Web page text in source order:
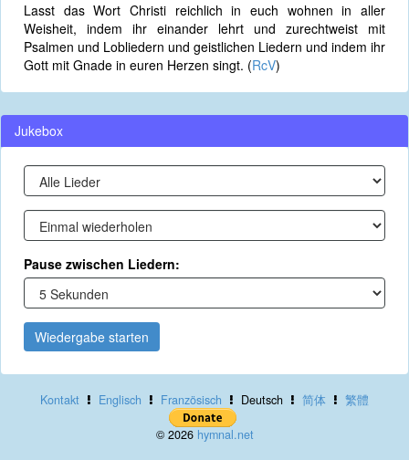
Lasst das Wort Christi reichlich in euch wohnen in aller
Weisheit, indem ihr einander lehrt und zurechtweist mit
Psalmen und Lobliedern und geistlichen Liedern und indem ihr
Gott mit Gnade in euren Herzen singt. (RcV)
Jukebox
Pause zwischen Liedern:
Wiedergabe starten
Kontakt Englisch Französisch Deutsch 简体 繁體
© 2026 hymnal.net